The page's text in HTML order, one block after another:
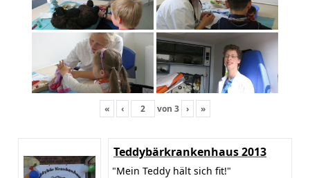
« ‹ von 3 › »
Teddybärkrankenhaus 2013
"Mein Teddy hält sich fit!"